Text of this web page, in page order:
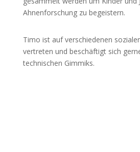
Ahnenforschung zu begeistern.
Timo ist auf verschiedenen
vertreten und beschäftigt sich
technischen Gimmiks.